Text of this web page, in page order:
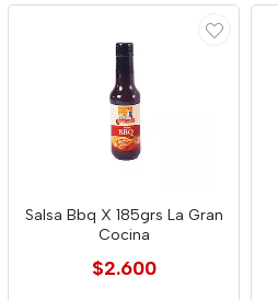
Salsa Bbq X 185grs La Gran
Cocina
$2.600